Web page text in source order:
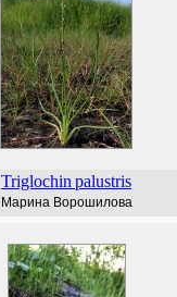
Triglochin palustris
Марина Ворошилова